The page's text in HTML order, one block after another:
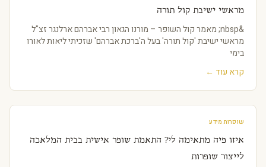
מראשי ישיבת קול תורה
&nbsp; מאמר קול השופר – מורנו הגאון רבי אברהם ארלנגר זצ"ל
מראשי ישיבת 'קול תורה' בעל ה'ברכת אברהם' שזכיתי ליאות לאורו
בימי
קרא עוד ←
שופרות מידע
איזו פיה מתאימה לי? התאמת שופר אישית בבית המלאכה
לייצור שופרות